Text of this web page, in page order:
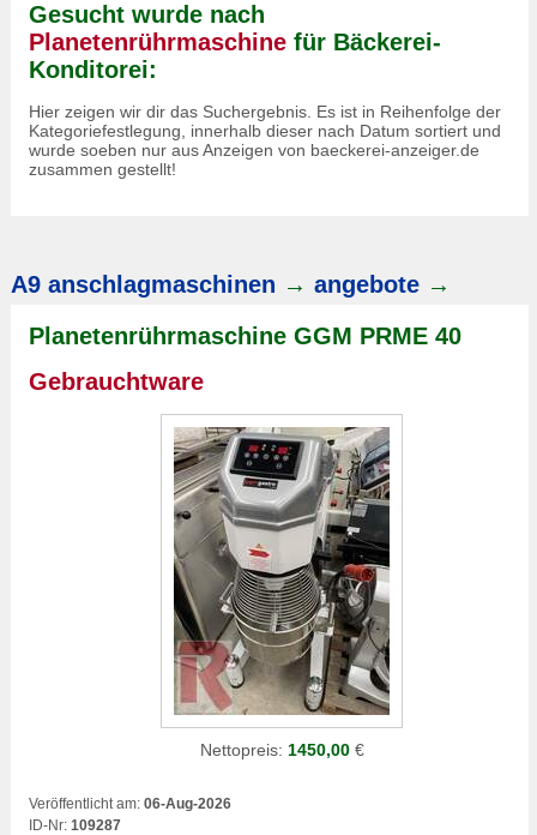
Gesucht wurde nach
Planetenrührmaschine für Bäckerei-
Konditorei:
Hier zeigen wir dir das Suchergebnis. Es ist in Reihenfolge der
Kategoriefestlegung, innerhalb dieser nach Datum sortiert und
wurde soeben nur aus Anzeigen von baeckerei-anzeiger.de
zusammen gestellt!
A9 anschlagmaschinen → angebote →
Planetenrührmaschine GGM PRME 40
Gebrauchtware
Nettopreis: 1450,00€
Veröffentlicht am: 06-Aug-2026
ID-Nr: 109287